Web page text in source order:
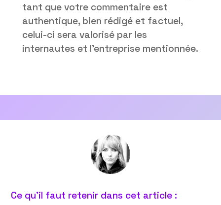
tant que votre commentaire est
authentique, bien rédigé et factuel,
celui-ci sera valorisé par les
internautes et l’entreprise mentionnée.
Ce qu’il faut retenir dans cet article :